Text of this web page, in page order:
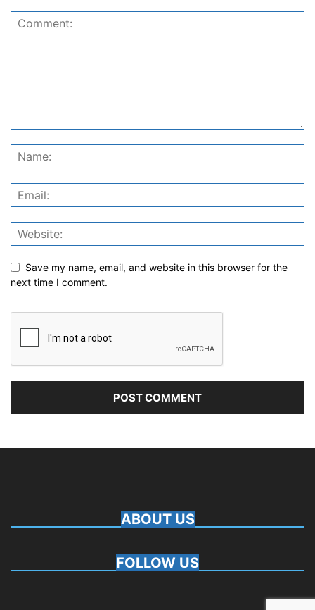
Save my name, email, and website in this browser for the
next time I comment.
ABOUT US
FOLLOW US